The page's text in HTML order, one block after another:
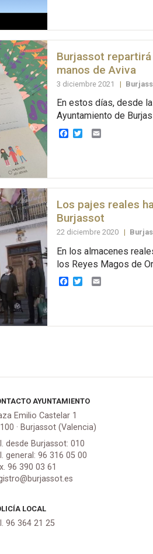
Burjassot
manos de Aviva
3 diciembre 2021 |
En estos días, desde
Ayuntamiento de
Facebook
TwitterEmail
Los pajes reales
Burjassot
22 diciembre 2020 |
En los almacenes
los Reyes Magos de
Facebook
TwitterEmail
AYUNTAMIENTO
Emilio Castelar 1
· Burjassot (Valencia)
desde Burjassot: 010
general: 96 316 05 00
96 390 03 61
LOCAL
96 364 21 25